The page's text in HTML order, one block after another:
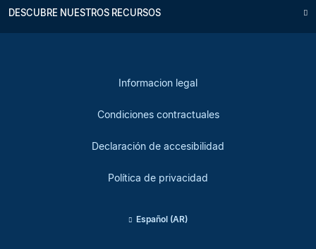
DESCUBRE NUESTROS RECURSOS
Informacion legal
Condiciones contractuales
Declaración de accesibilidad
Política de privacidad
Español (AR)